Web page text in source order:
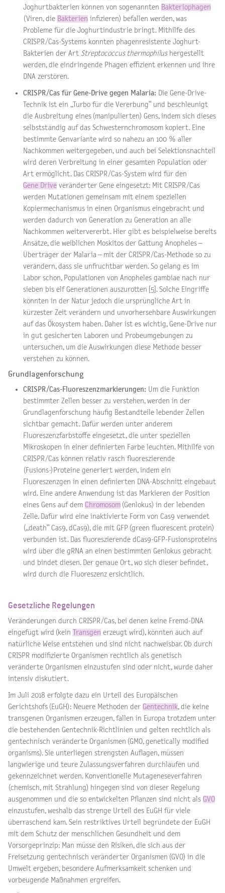
Joghurtbakterien können von sogenannten Bakteriophagen
(Viren, die Bakterien infizieren) befallen werden, was
Probleme für die Joghurtindustrie bringt. Mithilfe des
CRISPR/Cas-Systems konnten phagenresistente Joghurt-
Bakterien der Art Streptococcus thermophilushergestellt
werden, die eindringende Phagen effizient erkennen und ihre
DNA zerstören.
CRISPR/Cas für Gene-Drive gegen Malaria: Die Gene-Drive-
Technik ist ein „Turbo für die Vererbung“ und beschleunigt
die Ausbreitung eines (manipulierten) Gens, indem sich dieses
selbstständig auf das Schwesternchromosom kopiert. Eine
bestimmte Genvariante wird so nahezu an 100 % aller
Nachkommen weitergegeben, und auch bei Selektionsnachteil
wird deren Verbreitung in einer gesamten Population oder
Art ermöglicht. Das CRISPR/Cas-System wird für den
Gene Drive veränderter Gene eingesetzt: Mit CRISPR/Cas
werden Mutationen gemeinsam mit einem speziellen
Kopiermechanismus in einen Organismus eingebracht und
werden dadurch von Generation zu Generation an alle
Nachkommen weitervererbt. Hier gibt es beispielweise bereits
Ansätze, die weiblichen Moskitos der Gattung Anopheles –
Überträger der Malaria – mit der CRISPR/Cas-Methode so zu
verändern, dass sie unfruchtbar werden. So gelang es im
Labor schon, Populationen von Anopheles gambiae nach nur
sieben bis elf Generationen auszurotten [5]. Solche Eingriffe
könnten in der Natur jedoch die ursprüngliche Art in
kürzester Zeit verändern und unvorhersehbare Auswirkungen
auf das Ökosystem haben. Daher ist es wichtig, Gene-Drive nur
in gut gesicherten Laboren und Probeumgebungen zu
untersuchen, um die Auswirkungen diese Methode besser
verstehen zu können.
Grundlagenforschung
CRISPR/Cas-Fluoreszenzmarkierungen: Um die Funktion
bestimmter Zellen besser zu verstehen, werden in der
Grundlagenforschung häufig Bestandteile lebender Zellen
sichtbar gemacht. Dafür werden unter anderem
Fluoreszenzfarbstoffe eingesetzt, die unter speziellen
Mikroskopen in einer definierten Farbe leuchten. Mithilfe von
CRISPR/Cas können relativ rasch fluoreszierende
(Fusions-)Proteine generiert werden, indem ein
Fluoreszenzgen in einen definierten DNA-Abschnitt eingebaut
wird. Eine andere Anwendung ist das Markieren der Position
eines Gens auf dem Chromosom (Genlokus) in der lebenden
Zelle. Dafür wird eine inaktivierte Form von Cas9 verwendet
(„death“ Cas9, dCas9), die mit GFP (green fluorescent protein)
verbunden ist. Das fluoreszierende dCas9-GFP-Fusionsproteins
wird über die gRNA an einen bestimmten Genlokus gebracht
und bindet diesen. Der genaue Ort, wo sich dieser befindet,
wird durch die Fluoreszenz ersichtlich.
Gesetzliche Regelungen
Veränderungen durch CRISPR/Cas, bei denen keine Fremd-DNA
eingefügt wird (kein Transgen erzeugt wird), könnten auch auf
natürliche Weise entstehen und sind nicht nachweisbar. Ob durch
CRISPR modifizierte Organismen rechtlich als genetisch
veränderte Organismen einzustufen sind oder nicht, wurde daher
intensiv diskutiert.
Im Juli 2018 erfolgte dazu ein Urteil des Europäischen
Gerichtshofs (EuGH): Neuere Methoden der Gentechnik, die keine
transgenen Organismen erzeugen, fallen in Europa trotzdem unter
die bestehenden Gentechnik-Richtlinien und gelten rechtlich als
gentechnisch veränderte Organismen (GMO, genetically modified
organisms). Sie unterliegen strengsten Auflagen, müssen
langwierige und teure Zulassungsverfahren durchlaufen und
gekennzeichnet werden. Konventionelle Mutageneseverfahren
(chemisch, mit Strahlung) hingegen sind von dieser Regelung
ausgenommen und die so entwickelten Pflanzen sind nicht als GVO
einzustufen, weshalb das strenge Urteil des EuGH für viele
überraschend kam. Sein restriktives Urteil begründete der EuGH
mit dem Schutz der menschlichen Gesundheit und dem
Vorsorgeprinzip: Man müsse den Risiken, die sich aus der
Freisetzung gentechnisch veränderter Organismen (GVO) in die
Umwelt ergeben, besondere Aufmerksamkeit schenken und
vorbeugende Maßnahmen ergreifen.